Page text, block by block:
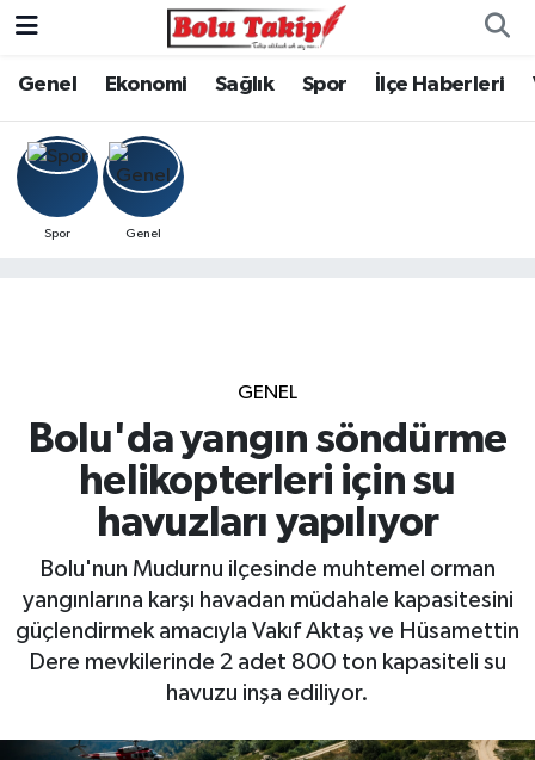
Genel Ekonomi Sağlık Spor İlçe Haberleri
Spor Genel
GENEL
Bolu'da yangın söndürme
helikopterleri için su
havuzları yapılıyor
Bolu'nun Mudurnu ilçesinde muhtemel orman
yangınlarına karşı havadan müdahale kapasitesini
güçlendirmek amacıyla Vakıf Aktaş ve Hüsamettin
Dere mevkilerinde 2 adet 800 ton kapasiteli su
havuzu inşa ediliyor.